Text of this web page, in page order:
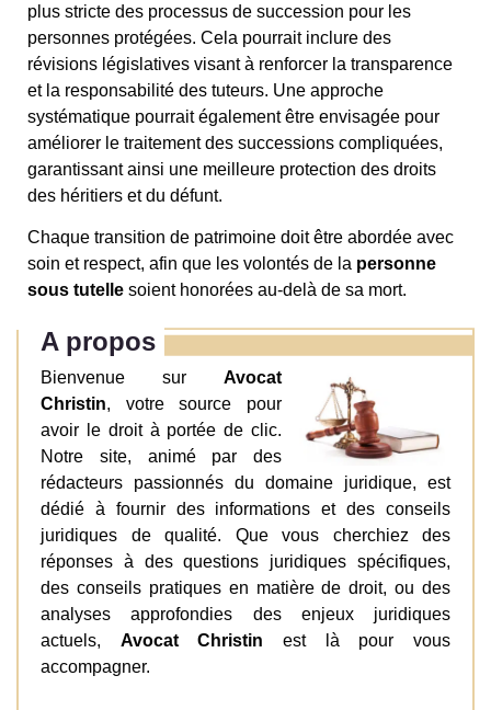
plus stricte des processus de succession pour les
personnes protégées. Cela pourrait inclure des
révisions législatives visant à renforcer la transparence
et la responsabilité des tuteurs. Une approche
systématique pourrait également être envisagée pour
améliorer le traitement des successions compliquées,
garantissant ainsi une meilleure protection des droits
des héritiers et du défunt.
Chaque transition de patrimoine doit être abordée avec
soin et respect, afin que les volontés de la personne
sous tutelle soient honorées au-delà de sa mort.
A propos
Bienvenue sur Avocat
Christin, votre source pour
avoir le droit à portée de clic.
Notre site, animé par des
rédacteurs passionnés du domaine juridique, est
dédié à fournir des informations et des conseils
juridiques de qualité. Que vous cherchiez des
réponses à des questions juridiques spécifiques,
des conseils pratiques en matière de droit, ou des
analyses approfondies des enjeux juridiques
actuels, Avocat Christin est là pour vous
accompagner.